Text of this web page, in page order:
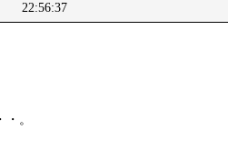
22:56:37
。